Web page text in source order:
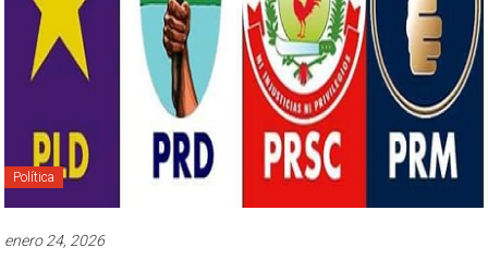
Política
enero 24, 2026